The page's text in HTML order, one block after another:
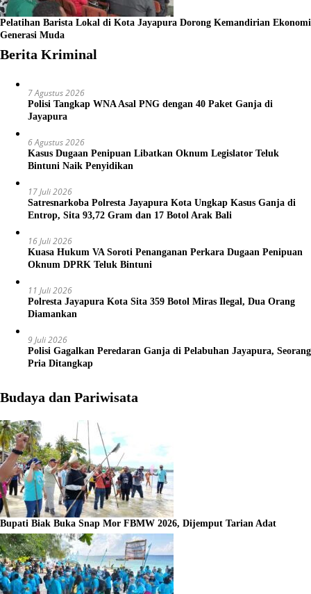
Pelatihan Barista Lokal di Kota Jayapura Dorong Kemandirian Ekonomi
Generasi Muda
Berita Kriminal
7 Agustus 2026
Polisi Tangkap WNA Asal PNG dengan 40 Paket Ganja di
Jayapura
6 Agustus 2026
Kasus Dugaan Penipuan Libatkan Oknum Legislator Teluk
Bintuni Naik Penyidikan
17 Juli 2026
Satresnarkoba Polresta Jayapura Kota Ungkap Kasus Ganja di
Entrop, Sita 93,72 Gram dan 17 Botol Arak Bali
16 Juli 2026
Kuasa Hukum VA Soroti Penanganan Perkara Dugaan Penipuan
Oknum DPRK Teluk Bintuni
11 Juli 2026
Polresta Jayapura Kota Sita 359 Botol Miras Ilegal, Dua Orang
Diamankan
9 Juli 2026
Polisi Gagalkan Peredaran Ganja di Pelabuhan Jayapura, Seorang
Pria Ditangkap
Budaya dan Pariwisata
Bupati Biak Buka Snap Mor FBMW 2026, Dijemput Tarian Adat